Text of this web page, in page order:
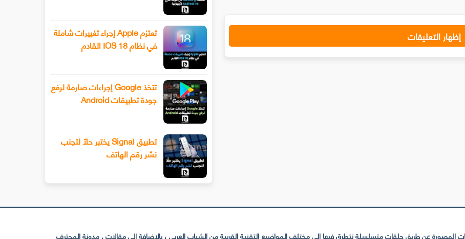
إظهار التعليقات تعتزم Apple إجراء تغييرات شاملة
في نظام IOS 18 القادم
تتخذ Google إجراءات صارمة لرفع
جودة تطبيقات Android
تطبيق Signal يختبر حلًا لتجنب
نشر رقم الهاتف
عن طريق حلقات متسلسلة نتطرق فيها إلى مختلف المواضيع التقنية القريبة من الشباب العربي ، بالإضافة إلى مقالات . مدونة المحترف